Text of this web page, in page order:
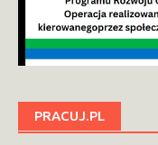
PRACUJ.PL